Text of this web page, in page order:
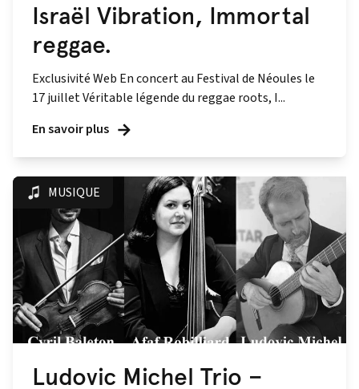
Israël Vibration, Immortal
reggae.
Exclusivité Web En concert au Festival de Néoules le
17 juillet Véritable légende du reggae roots, I...
En savoir plus
MUSIQUE
Ludovic Michel Trio –